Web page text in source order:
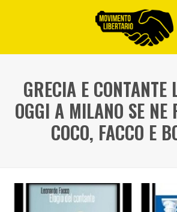
GRECIA E CONTANTE
OGGI A MILANO SE NE
COCO, FACCO E